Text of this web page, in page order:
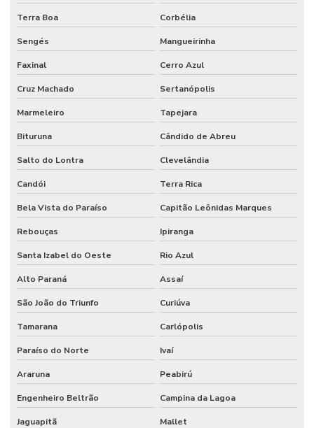
Terra Boa Corbélia
Sengés Mangueirinha
Faxinal Cerro Azul
Cruz Machado Sertanópolis
Marmeleiro Tapejara
Bituruna Cândido de Abreu
Salto do Lontra Clevelândia
Candói Terra Rica
Bela Vista do Paraíso Capitão Leônidas Marques
Rebouças Ipiranga
Santa Izabel do Oeste Rio Azul
Alto Paraná Assaí
São João do Triunfo Curiúva
Tamarana Carlópolis
Paraíso do Norte Ivaí
Araruna Peabirú
Engenheiro Beltrão Campina da Lagoa
Jaguapitã Mallet